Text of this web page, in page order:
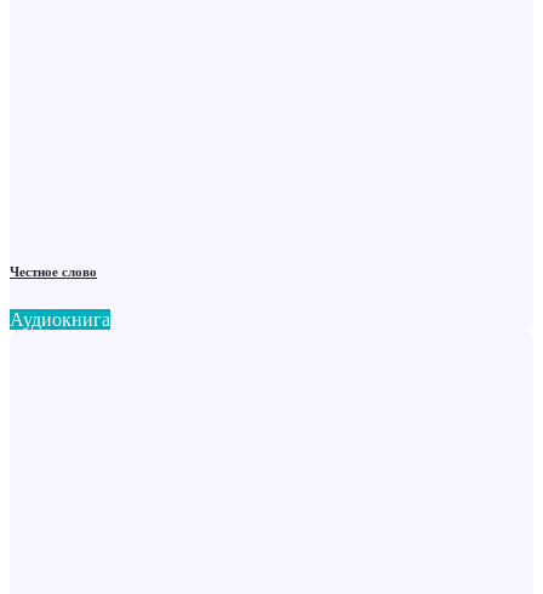
Честное слово
Аудиокнига